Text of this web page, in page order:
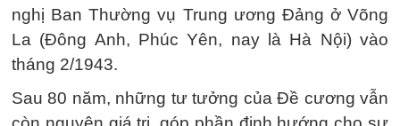
nghị Ban Thường vụ Trung ương Đảng ở Võng
La (Đông Anh, Phúc Yên, nay là Hà Nội) vào
tháng 2/1943.
Sau 80 năm, những tư tưởng của Đề cương vẫn